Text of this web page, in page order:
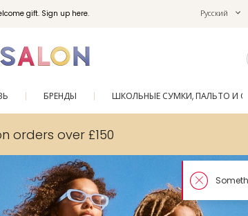
gift. Sign up here. Русский
БРЕНДЫ ШКОЛЬНЫЕ СУМКИ, ПАЛЬТО И
orders over £150